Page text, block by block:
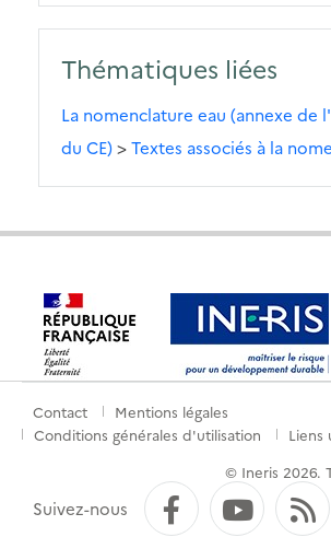
Thématiques liées
La nomenclature eau (annexe de
du CE)>Textes associés à la
Menu
pied
Contact
Mentions légales
Conditions générales d'utilisation
Liens
© Ineris 2026.
Suivez-nous Facebook